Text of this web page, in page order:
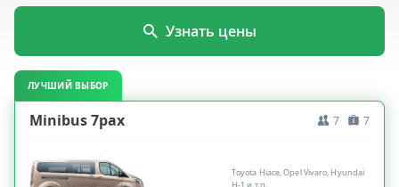
Узнать цены
ЛУЧШИЙ ВЫБОР
Minibus 7pax 7 7
Toyota Hiace, Opel Vivaro, Hyundai